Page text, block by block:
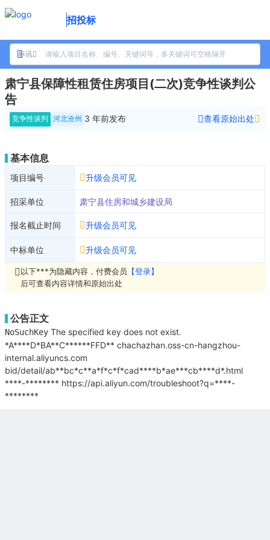
招投标
标讯
肃宁县保障性租赁住房项目(二次)竞争性谈判公
告
竞争性谈判 河北沧州 3 年前发布 查看原始出处
基本信息
项目编号 升级会员可见
招采单位 肃宁县住房和城乡建设局
报名截止时间 升级会员可见
中标单位 升级会员可见
以下***为隐藏内容，付费会员 【登录】
后可查看内容详情和原始出处
公告正文
NoSuchKey The specified key does not exist.
*A****D*BA**C******FFD** chachazhan.oss-cn-hangzhou-
internal.aliyuncs.com
bid/detail/ab**bc*c**a*f*c*f*cad****b*ae***cb****d*.html
****-******** https://api.aliyun.com/troubleshoot?q=****-
********